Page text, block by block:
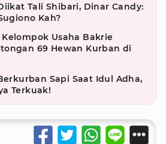
Tali Shibari, Dinar Candy:
Kah?
Kelompok Usaha Bakrie
69 Hewan Kurban di
Sapi Saat Idul Adha,
Terkuak!